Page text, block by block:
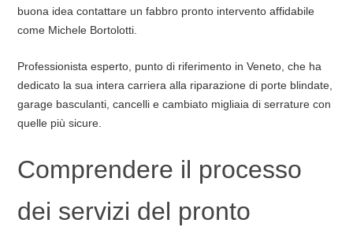
buona idea contattare un fabbro pronto intervento affidabile
come Michele Bortolotti.
Professionista esperto, punto di riferimento in Veneto, che ha
dedicato la sua intera carriera alla riparazione di porte blindate,
garage basculanti, cancelli e cambiato migliaia di serrature con
quelle più sicure.
Comprendere il processo
dei servizi del pronto